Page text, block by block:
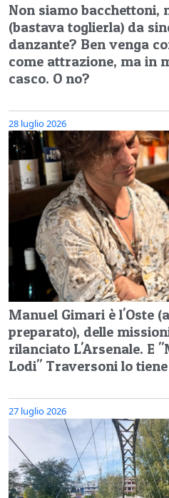
Non siamo bacchettoni,
(bastava toglierla) da
danzante? Ben venga
come attrazione, ma in
casco. O no?
28 luglio 2026
Manuel Gimari è l'Oste
preparato), delle
rilanciato L'Arsenale. E
Lodi" Traversoni lo
27 luglio 2026